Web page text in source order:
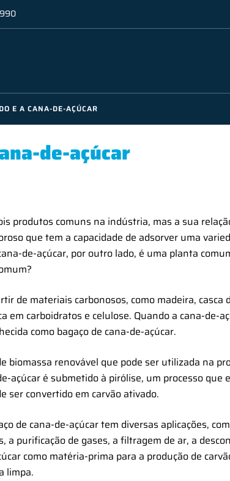
E A CANA-DE-AÇÚCAR
de-açúcar
produtos comuns na indústria, mas a sua
que tem a capacidade de adsorver uma
de-açúcar, por outro lado, é uma planta
de materiais carbonosos, como madeira, casca
em carboidratos e celulose. Quando a cana-de-
como bagaço de cana-de-açúcar.
biomassa renovável que pode ser utilizada na
açúcar é submetido à pirólise, um processo que
ser convertido em carvão ativado.
de cana-de-açúcar tem diversas aplicações,
purificação de gases, a filtragem de ar, a
como matéria-prima para a produção de
limpa.